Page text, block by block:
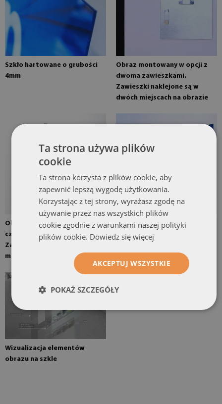
Szkło hartowane o grubości
4mm
Obraz montowany w opcji z
dwoma zawieszkami.
Zawieszki naklejone są w
dwóch miejscach na obrazie
Obraz montowany w opcji z
czterema zawieszkami.
Zawieszki lustrzane
montowane na ścianie
Obraz gotowy do montażu
Wizualizacja elementów
obrazu na szkle
Ta strona używa plików
cookie
Ta strona korzysta z plików cookie, aby
zapewnić lepszą wygodę użytkowania.
Korzystając z tej strony, wyrażasz zgodę na
używanie przez nas wszystkich plików
cookie zgodnie z warunkami naszej polityki
plików cookie. Dowiedz się więcej
AKCEPTUJ WSZYSTKIE
POKAŻ SZCZEGÓŁY